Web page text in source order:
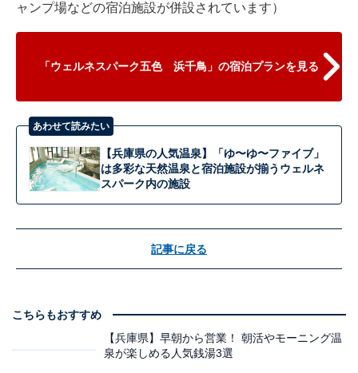
ャンプ場などの宿泊施設が併設されています）
「ウェルネスパーク五色 浜千鳥」の宿泊プランを見る
あわせて読みたい
【兵庫県の人気温泉】「ゆ〜ゆ〜ファイブ」
は多彩な天然温泉と宿泊施設が揃うウェルネ
スパーク内の施設
記事に戻る
こちらもおすすめ
【兵庫県】早朝から営業！ 朝活やモーニング温
泉が楽しめる人気銭湯3選